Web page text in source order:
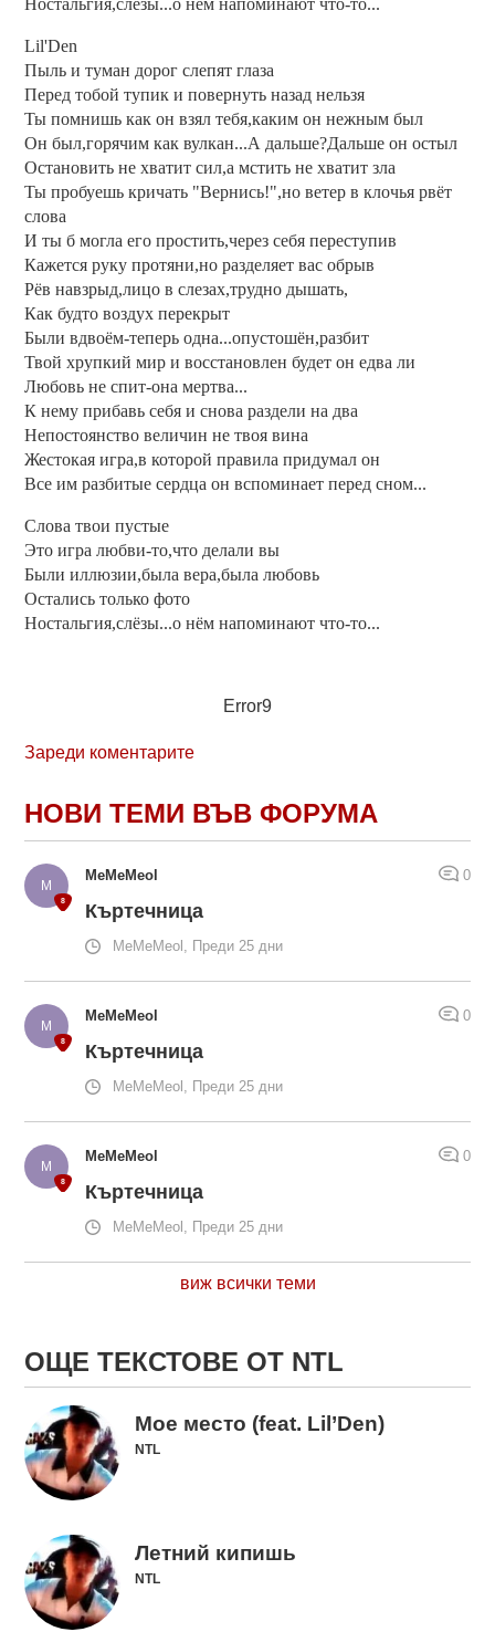
Lil'Den
Пыль и туман дорог слепят глаза
Перед тобой тупик и повернуть назад нельзя
Ты помнишь как он взял тебя,каким он нежным был
Он был,горячим как вулкан...А дальше?Дальше он остыл
Остановить не хватит сил,а мстить не хватит зла
Ты пробуешь кричать "Вернись!",но ветер в клочья рвёт
слова
И ты б могла его простить,через себя переступив
Кажется руку протяни,но разделяет вас обрыв
Рёв навзрыд,лицо в слезах,трудно дышать,
Как будто воздух перекрыт
Были вдвоём-теперь одна...опустошён,разбит
Твой хрупкий мир и восстановлен будет он едва ли
Любовь не спит-она мертва...
К нему прибавь себя и снова раздели на два
Непостоянство величин не твоя вина
Жестокая игра,в которой правила придумал он
Все им разбитые сердца он вспоминает перед сном...
Слова твои пустые
Это игра любви-то,что делали вы
Были иллюзии,была вера,была любовь
Остались только фото
Ностальгия,слёзы...о нём напоминают что-то...
Error9
Зареди коментарите
НОВИ ТЕМИ ВЪВ ФОРУМА
MeMeMeol 0
Къртечница
MeMeMeol, Преди 25 дни
MeMeMeol 0
Къртечница
MeMeMeol, Преди 25 дни
MeMeMeol 0
Къртечница
MeMeMeol, Преди 25 дни
виж всички теми
ОЩЕ ТЕКСТОВЕ ОТ NTL
Мое место (feat. Lil’Den)
NTL
Летний кипишь
NTL